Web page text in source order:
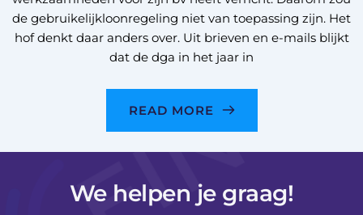
de gebruikelijkloonregeling niet van toepassing zijn. Het
hof denkt daar anders over. Uit brieven en e-mails blijkt
dat de dga in het jaar in
READ MORE
We helpen je graag!